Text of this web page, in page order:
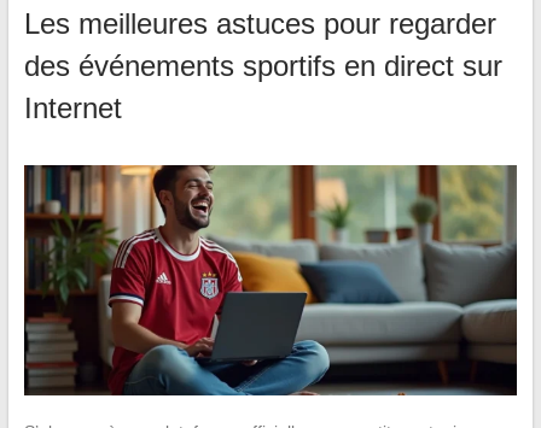
Les meilleures astuces pour regarder
des événements sportifs en direct sur
Internet